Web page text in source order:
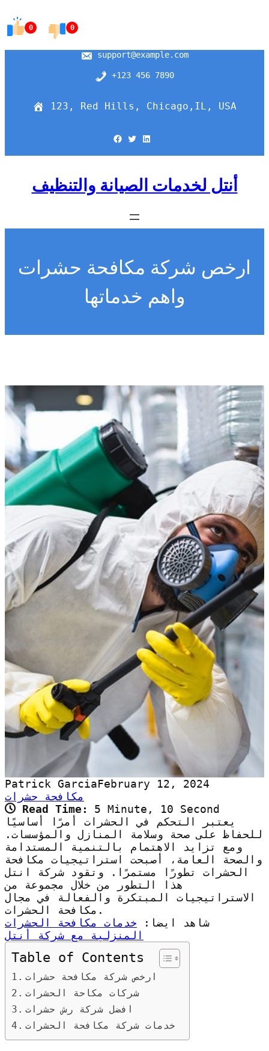
0 0
support@example.com
+123 456 7890
123, Red Hills, Chicago,IL, USA
Facebook Twitter LinkedIn
أنتل لخدمات الصيانة والتنظيف
ارخص شركة مكافحة حشرات
واهم خدماتها
Patrick GarciaFebruary 12, 2024
مكافحة حشرات
Read Time:
5 Minute, 10 Second
يعتبر التحكم في الحشرات أمرًا أساسيًا
للحفاظ على صحة وسلامة المنازل والمؤسسات.
ومع تزايد الاهتمام بالتنمية المستدامة
والصحة العامة، أصبحت استراتيجيات مكافحة
الحشرات تطورًا مستمرًا. وتقود شركة انتل
هذا التطور من خلال مجموعة من
الاستراتيجيات المبتكرة والفعالة في مجال
مكافحة الحشرات.
شاهد ايضا: خدمات مكافحة الحشرات
المنزلية مع شركة أنتل
Table of Contents
ارخص شركة مكافحة حشرات
شركات مكاحة الحشرات
افضل شركة رش حشرات
خدمات شركة مكافحة الحشرات